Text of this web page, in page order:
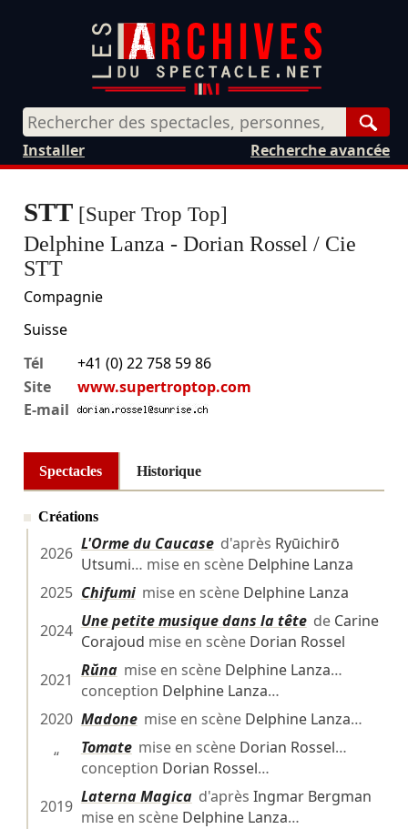
Recherche avancée
Installer
STT [Super Trop Top]
Delphine Lanza - Dorian Rossel / Cie
STT
Compagnie
Suisse
Tél
+41 (0) 22 758 59 86
Site
www.supertroptop.com
E-mail
Spectacles Historique
Créations
2026 L'Orme du Caucased'après Ryūichirō
Utsumi… mise en scène Delphine Lanza
2025 Chifumimise en scène Delphine Lanza
2024 Une petite musique dans la têtede Carine
Corajoud mise en scène Dorian Rossel
2021 Rŭnamise en scène Delphine Lanza…
conception Delphine Lanza…
2020 Madonemise en scène Delphine Lanza…
“
Tomatemise en scène Dorian Rossel…
conception Dorian Rossel…
2019 Laterna Magicad'après Ingmar Bergman
mise en scène Delphine Lanza…